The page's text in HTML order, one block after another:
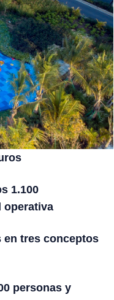
1.100
operativa
en tres conceptos
personas y